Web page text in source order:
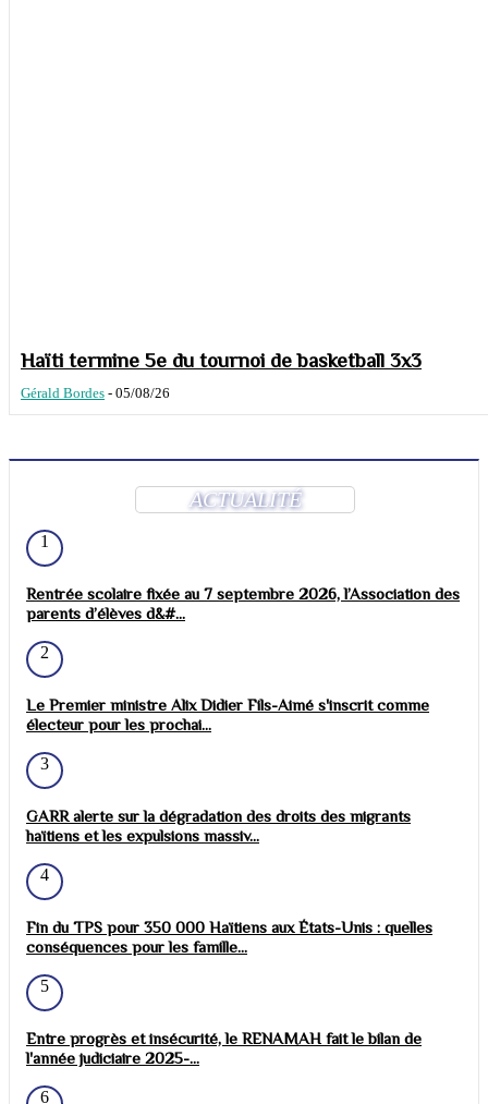
Haïti termine 5e du tournoi de basketball 3x3
Gérald Bordes - 05/08/26
ACTUALITÉ
1
Rentrée scolaire fixée au 7 septembre 2026, l’Association des
parents d’élèves d&#...
2
Le Premier ministre Alix Didier Fils-Aimé s'inscrit comme
électeur pour les prochai...
3
GARR alerte sur la dégradation des droits des migrants
haïtiens et les expulsions massiv...
4
Fin du TPS pour 350 000 Haïtiens aux États-Unis : quelles
conséquences pour les famille...
5
Entre progrès et insécurité, le RENAMAH fait le bilan de
l'année judiciaire 2025-...
6